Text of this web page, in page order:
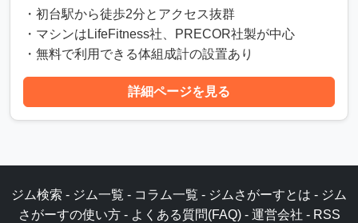
・初台駅から徒歩2分とアクセス抜群
・マシンはLifeFitness社、PRECOR社製が中心
・無料で利用できる体組成計の設置あり
詳細ページを見る
ジム検索 - ジム一覧 - コラム一覧 - ジムさがーすとは - ジム
さがーすの使い方- よくある質問(FAQ)- 運営会社 - RSS